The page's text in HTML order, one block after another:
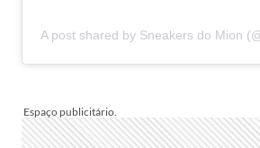
A post shared by Sneakers do Mion